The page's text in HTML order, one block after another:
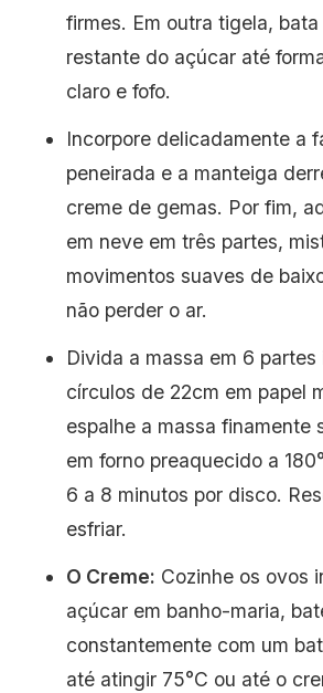
firmes. Em outra tigela,
restante do açúcar até
claro e fofo.
Incorpore delicadamente a
peneirada e a manteiga
creme de gemas. Por fim,
em neve em três partes,
movimentos suaves de
não perder o ar.
Divida a massa em 6
círculos de 22cm em papel
espalhe a massa finamente
em forno preaquecido a
6 a 8 minutos por disco.
esfriar.
O Creme: Cozinhe os ovos
açúcar em banho-maria,
constantemente com um
até atingir 75°C ou até o